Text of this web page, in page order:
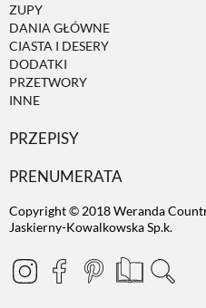
ZUPY
DANIA GŁÓWNE
CIASTA I DESERY
DODATKI
PRZETWORY
INNE
PRZEPISY
PRENUMERATA
Copyright © 2018 Weranda
Jaskierny-Kowalkowska Sp.k.